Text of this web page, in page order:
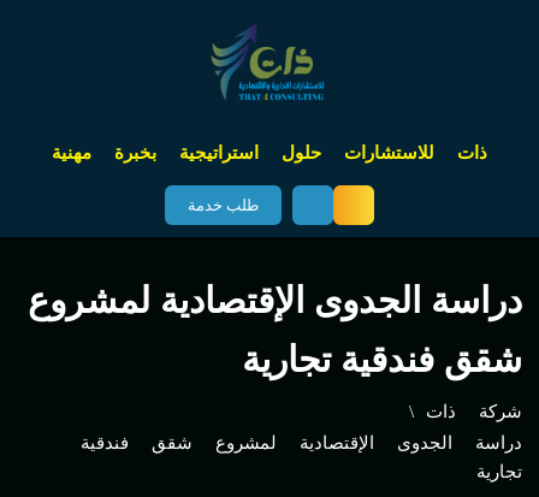
ذات للاستشارات حلول استراتيجية بخبرة مهنية
طلب خدمة
دراسة الجدوى الإقتصادية لمشروع
شقق فندقية تجارية
شركة ذات
دراسة الجدوى الإقتصادية لمشروع شقق فندقية
تجارية